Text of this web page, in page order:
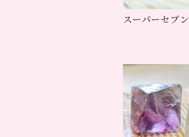
スーパーセブン